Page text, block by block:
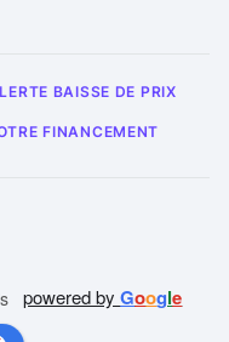
BAISSE DE PRIX
FINANCEMENT
powered byGoogle